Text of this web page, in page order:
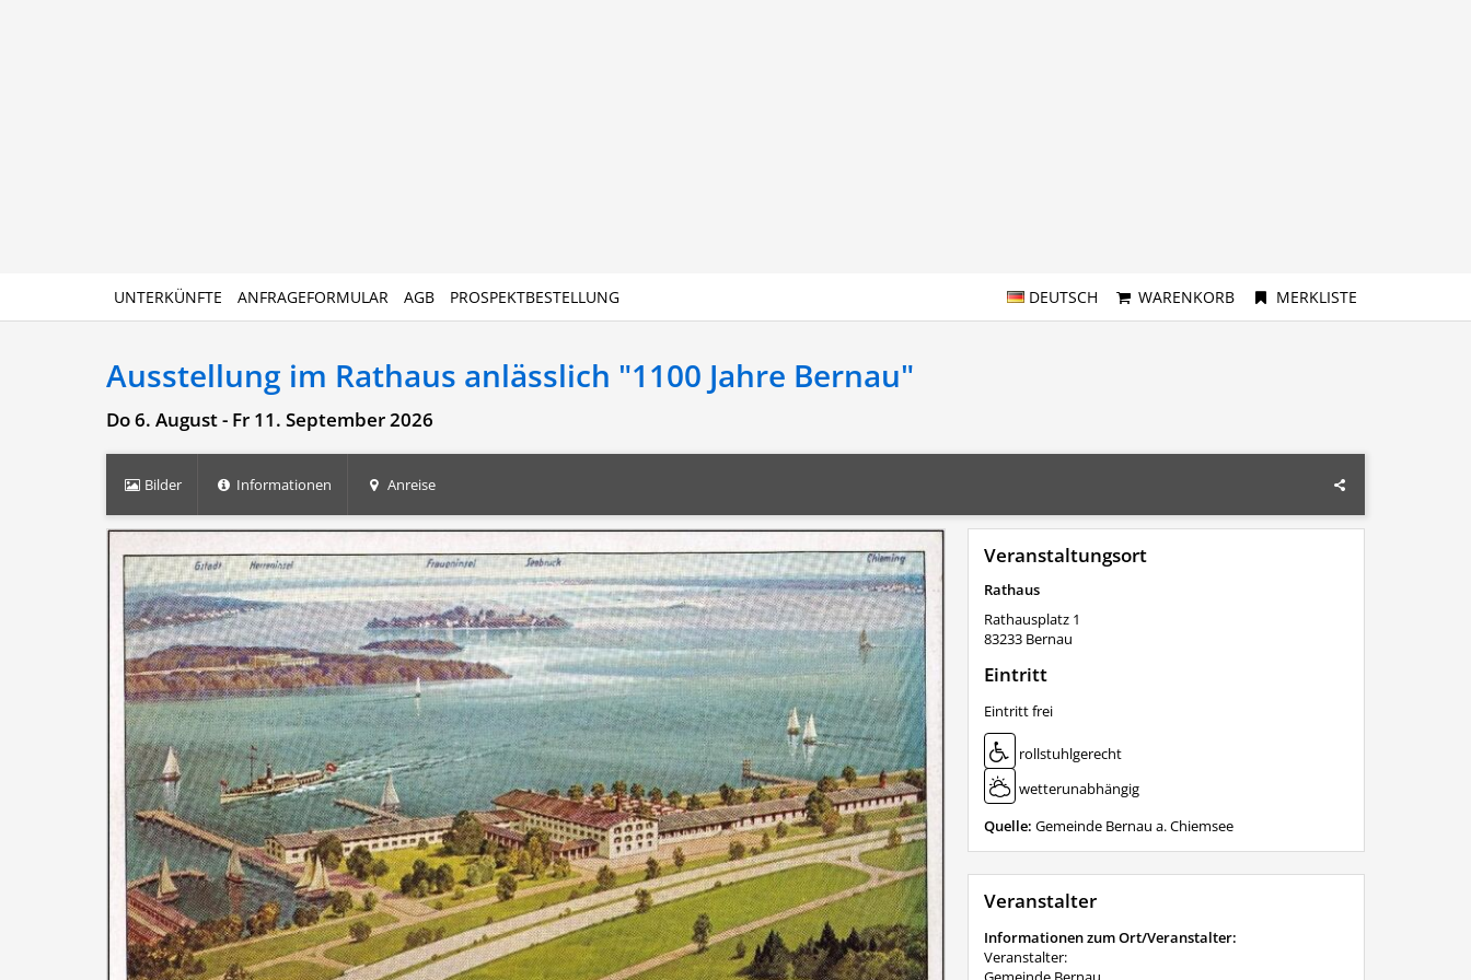
DEUTSCH WARENKORB MERKLISTE
UNTERKÜNFTE ANFRAGEFORMULAR AGB PROSPEKTBESTELLUNG
Ausstellung im Rathaus anlässlich "1100 Jahre Bernau"
Do 6. August - Fr 11. September 2026
Bilder Informationen Anreise
Veranstaltungsort
Rathaus
Rathausplatz 1
83233 Bernau
Eintritt
Eintritt frei
rollstuhlgerecht
wetterunabhängig
Quelle: Gemeinde Bernau a. Chiemsee
Veranstalter
Informationen zum Ort/Veranstalter:
Veranstalter: